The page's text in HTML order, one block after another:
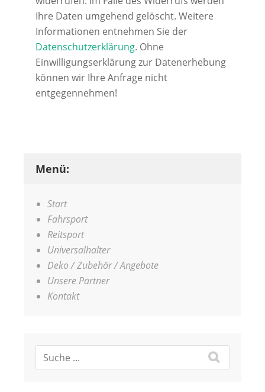
Ihre Daten umgehend gelöscht. Weitere
Informationen entnehmen Sie der
Datenschutzerklärung. Ohne
Einwilligungserklärung zur Datenerhebung
können wir Ihre Anfrage nicht
entgegennehmen!
Menü:
Start
Fahrsport
Reitsport
Universalhalter
Deko / Zubehör / Angebote
Unsere Partner
Kontakt